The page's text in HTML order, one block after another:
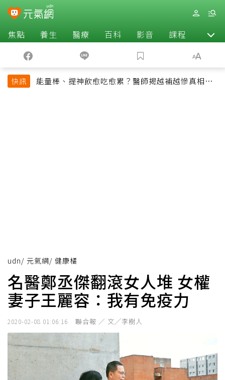
焦點 養生 醫療 百科 影音 課程 退休
快訊
能量棒、提神飲愈吃愈累？醫師揭越補越慘真相：
udn/ 元氣網/ 健康橘
名醫鄭丞傑翻滾女人堆 女權
妻子王麗容：我有免疫力
2020-02-08 01:06:16 聯合報 ／ 文╱李樹人